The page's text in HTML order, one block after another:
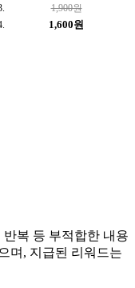
1,900원
1,600원
복 등 부적합한 내용
며, 지급된 리워드는